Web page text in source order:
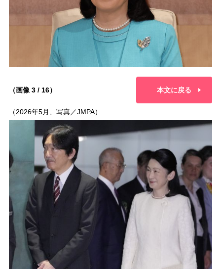
（画像 3 / 16） 本文に戻る
（2026年5月、写真／JMPA）